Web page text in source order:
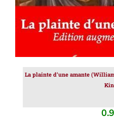
La plainte d’une amante